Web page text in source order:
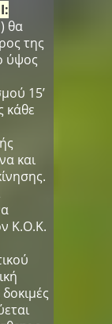
θα
της
ύψος
15’
κάθε
και
Κ.Ο.Κ.